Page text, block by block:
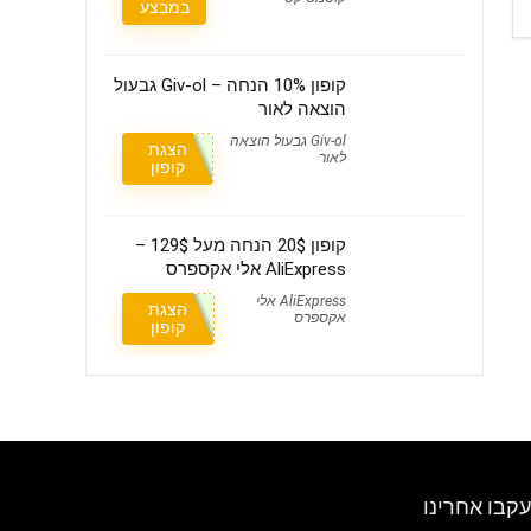
במבצע
קופון 10% הנחה – Giv-ol גבעול
הוצאה לאור
Giv-ol גבעול הוצאה
לאור
הצגת
קופון
קופון 20$ הנחה מעל 129$ –
AliExpress אלי אקספרס
AliExpress אלי
אקספרס
הצגת
קופון
עקבו אחרינו